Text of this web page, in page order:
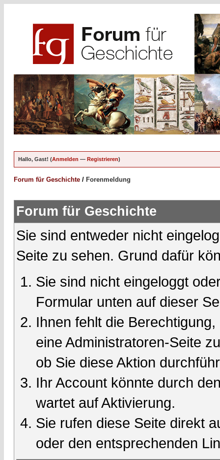
Hallo, Gast! (Anmelden — Registrieren)
Forum für Geschichte / Forenmeldung
Forum für Geschichte
Sie sind entweder nicht
Seite zu sehen. Grund dafür
Sie sind nicht eingeloggt
Formular unten auf dieser
Ihnen fehlt die
eine Administratoren-Seite
ob Sie diese Aktion
Ihr Account könnte durch
wartet auf Aktivierung.
Sie rufen diese Seite direkt
oder den entsprechenden